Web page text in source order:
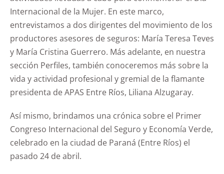
Internacional de la Mujer. En este marco,
entrevistamos a dos dirigentes del movimiento de los
productores asesores de seguros: María Teresa Teves
y María Cristina Guerrero. Más adelante, en nuestra
sección Perfiles, también conoceremos más sobre la
vida y actividad profesional y gremial de la flamante
presidenta de APAS Entre Ríos, Liliana Alzugaray.
Así mismo, brindamos una crónica sobre el Primer
Congreso Internacional del Seguro y Economía Verde,
celebrado en la ciudad de Paraná (Entre Ríos) el
pasado 24 de abril.